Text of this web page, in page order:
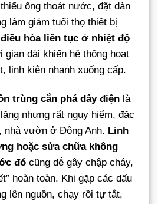
ống thoát nước, đặt dàn
làm giảm tuổi thọ thiết bị
hòa liên tục ở nhiệt độ
gian dài khiến hệ thống hoạt
linh kiện nhanh xuống cấp.
trùng cắn phá dây điện là
nhưng rất nguy hiểm, đặc
nhà vườn ở Đông Anh. Linh
hoặc sửa chữa không
đó cũng dễ gây chập cháy,
hoàn toàn. Khi gặp các dấu
lên nguồn, chạy rồi tự tắt,